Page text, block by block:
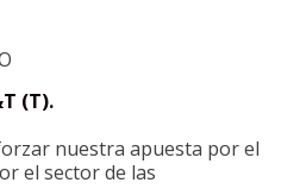
(T).
nuestra apuesta por el
el sector de las